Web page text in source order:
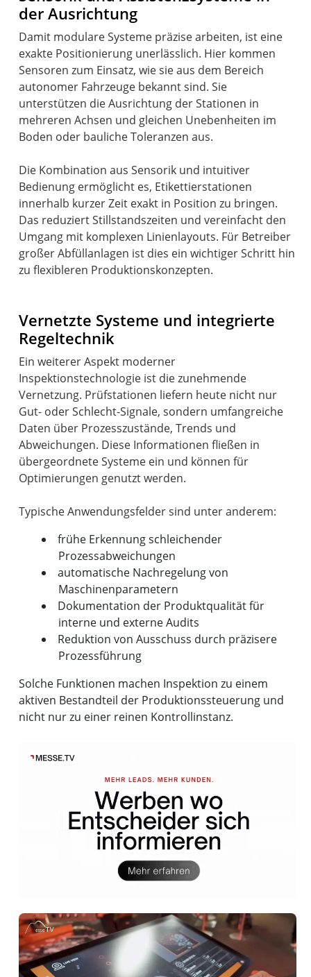
der Ausrichtung
Damit modulare Systeme präzise arbeiten, ist eine
exakte Positionierung unerlässlich. Hier kommen
Sensoren zum Einsatz, wie sie aus dem Bereich
autonomer Fahrzeuge bekannt sind. Sie
unterstützen die Ausrichtung der Stationen in
mehreren Achsen und gleichen Unebenheiten im
Boden oder bauliche Toleranzen aus.
Die Kombination aus Sensorik und intuitiver
Bedienung ermöglicht es, Etikettierstationen
innerhalb kurzer Zeit exakt in Position zu bringen.
Das reduziert Stillstandszeiten und vereinfacht den
Umgang mit komplexen Linienlayouts. Für Betreiber
großer Abfüllanlagen ist dies ein wichtiger Schritt hin
zu flexibleren Produktionskonzepten.
Vernetzte Systeme und integrierte
Regeltechnik
Ein weiterer Aspekt moderner
Inspektionstechnologie ist die zunehmende
Vernetzung. Prüfstationen liefern heute nicht nur
Gut- oder Schlecht-Signale, sondern umfangreiche
Daten über Prozesszustände, Trends und
Abweichungen. Diese Informationen fließen in
übergeordnete Systeme ein und können für
Optimierungen genutzt werden.
frühe Erkennung schleichender
Prozessabweichungen
automatische Nachregelung von
Maschinenparametern
Dokumentation der Produktqualität für
interne und externe Audits
Reduktion von Ausschuss durch präzisere
Prozessführung
Solche Funktionen machen Inspektion zu einem
aktiven Bestandteil der Produktionssteuerung und
nicht nur zu einer reinen Kontrollinstanz.